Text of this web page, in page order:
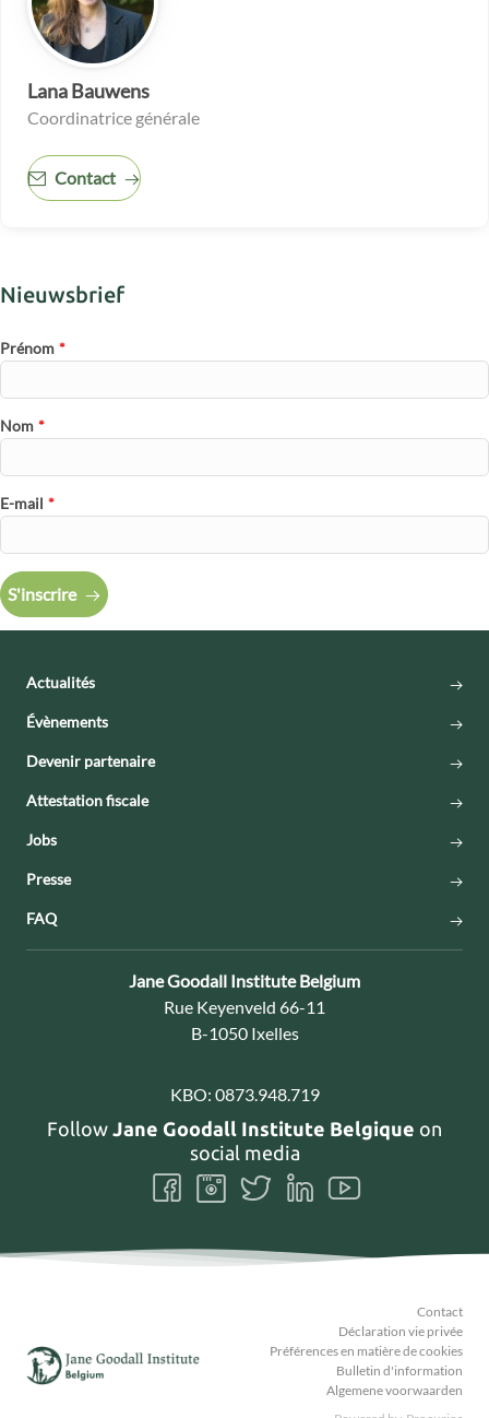
Lana Bauwens
Coordinatrice générale
Contact
Nieuwsbrief
Prénom *
Nom *
E-mail *
S'inscrire
Actualités
Évènements
Devenir partenaire
Attestation fiscale
Jobs
Presse
FAQ
Contact:
Jane Goodall Institute Belgium
Adresse:
Rue Keyenveld 66-11
B-1050 Ixelles
KBO: 0873.948.719
Follow Jane Goodall Institute Belgique on
social media
Follow
us
Facebook
Follow
us
Instagram
Follow
us
Twitter
Follow
us
LinkedIn
Follow
us
Youtube
Contact
Déclaration vie privée
Préférences en matière de cookies
Bulletin d'information
Algemene voorwaarden